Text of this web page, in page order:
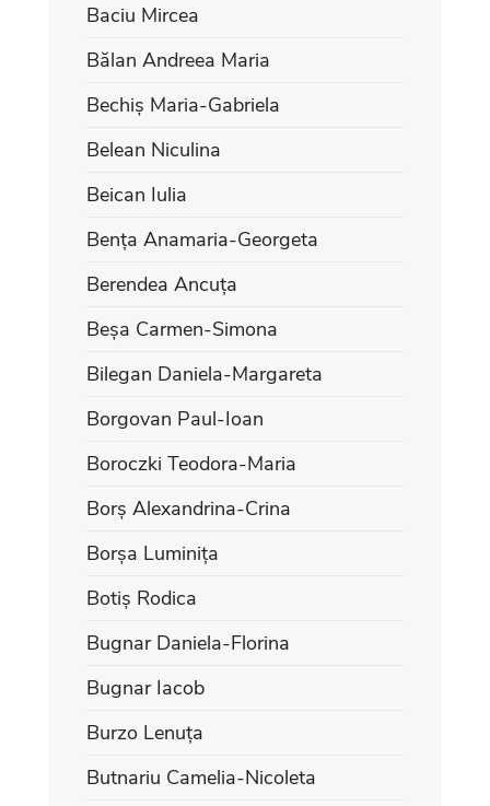
Baciu Mircea
Bălan Andreea Maria
Bechiș Maria-Gabriela
Belean Niculina
Beican Iulia
Bența Anamaria-Georgeta
Berendea Ancuța
Beșa Carmen-Simona
Bilegan Daniela-Margareta
Borgovan Paul-Ioan
Boroczki Teodora-Maria
Borș Alexandrina-Crina
Borșa Luminița
Botiș Rodica
Bugnar Daniela-Florina
Bugnar Iacob
Burzo Lenuța
Butnariu Camelia-Nicoleta